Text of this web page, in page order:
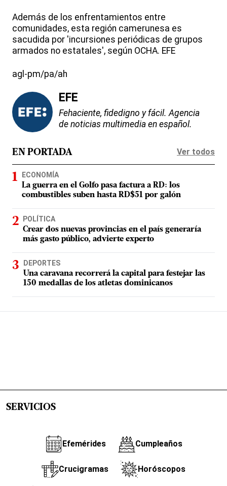
Además de los enfrentamientos entre
comunidades, esta región camerunesa es
sacudida por 'incursiones periódicas de grupos
armados no estatales', según OCHA. EFE
agl-pm/pa/ah
EFE
Fehaciente, fidedigno y fácil. Agencia
de noticias multimedia en español.
EN PORTADA Ver todos
ECONOMÍA
La guerra en el Golfo pasa factura a RD: los
combustibles suben hasta RD$51 por galón
POLÍTICA
Crear dos nuevas provincias en el país generaría
más gasto público, advierte experto
DEPORTES
Una caravana recorrerá la capital para festejar las
150 medallas de los atletas dominicanos
SERVICIOS
Efemérides Cumpleaños
Crucigramas Horóscopos